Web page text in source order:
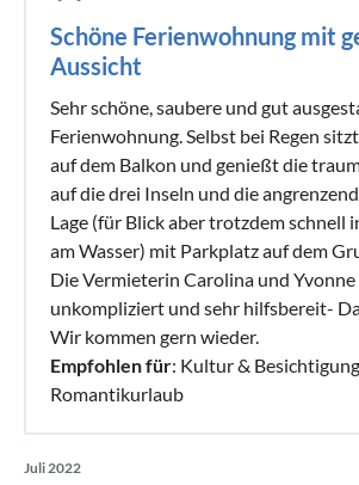
Schöne Ferienwohnung mit
Aussicht
Sehr schöne, saubere und gut
Ferienwohnung. Selbst bei Regen
auf dem Balkon und genießt die
auf die drei Inseln und die
Lage (für Blick aber trotzdem schnell
am Wasser) mit Parkplatz auf dem
Die Vermieterin Carolina und Yvonne
unkompliziert und sehr hilfsbereit-
Wir kommen gern wieder.
Empfohlen für: Kultur &
Romantikurlaub
Juli 2022